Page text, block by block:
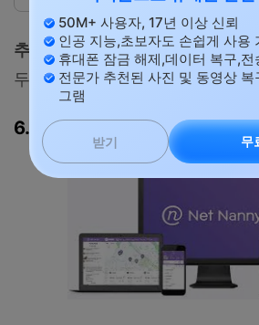
추천 대상:화면 시간 관리와 실시
두 필요한 가족.
6. Net Nanny
50M+ 사용자, 17년 이상 신뢰
인공 지능,초보자도 손쉽게 사용
휴대폰 잠금 해제,데이터 복구,전
전문가 추천된 사진 및 동영상
그램
받기 무